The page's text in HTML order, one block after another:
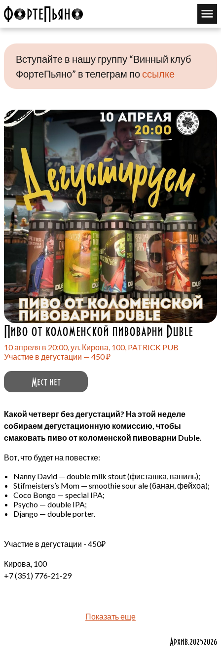
Вступайте в нашу группу “Винный клуб
ФортеПьяно” в телеграм поссылке
Пиво от коломенской пивоварни Duble
10 апреля в 20:00, ул. Кирова, 100, PATRICK PUB
Участие в дегустации — 450 ₽
Мест нет
Какой четверг без дегустаций? На этой неделе
собираем дегустационную комиссию, чтобы
смаковать пиво от коломенской пивоварни Duble.
Вот, что будет на повестке:
Nanny David — double milk stout (фисташка, ваниль);
Stifmeisters’s Mom — smoothie sour ale (банан, фейхоа);
Coco Bongo — special IPA;
Psycho — double IPA;
Django — double porter.
Участие в дегустации - 450₽
Кирова, 100
+7 (351) 776-21-29
Показать еще
Архив:20252026